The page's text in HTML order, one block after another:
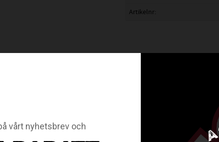
Artikelnr
vårt nyhetsbrev och